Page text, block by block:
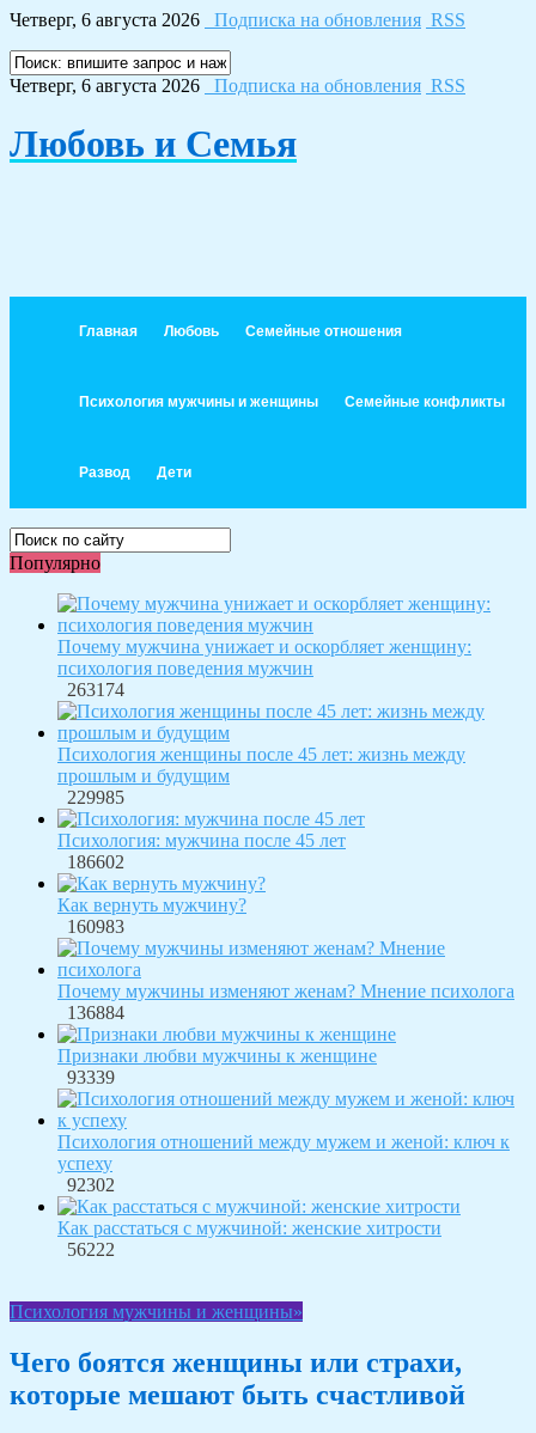
Четверг, 6 августа 2026 Подписка на обновления RSS
Четверг, 6 августа 2026 Подписка на обновления RSS
Любовь и Семья
Главная Любовь Семейные отношения
Психология мужчины и женщины Семейные конфликты
Развод Дети
Популярно
Почему мужчина унижает и оскорбляет женщину:
психология поведения мужчин
263174
Психология женщины после 45 лет: жизнь между
прошлым и будущим
229985
Психология: мужчина после 45 лет
186602
Как вернуть мужчину?
160983
Почему мужчины изменяют женам? Мнение психолога
136884
Признаки любви мужчины к женщине
93339
Психология отношений между мужем и женой: ключ к
успеху
92302
Как расстаться с мужчиной: женские хитрости
56222
Психология мужчины и женщины»
Чего боятся женщины или страхи,
которые мешают быть счастливой